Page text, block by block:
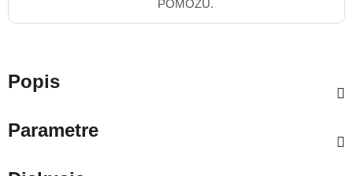
POMÔŽU.
Popis
Parametre